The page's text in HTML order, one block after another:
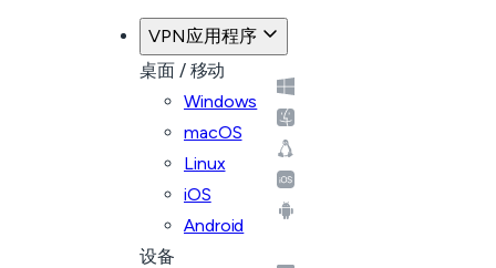
VPN应用程序
桌面 / 移动
Windows
macOS
Linux
iOS
Android
设备